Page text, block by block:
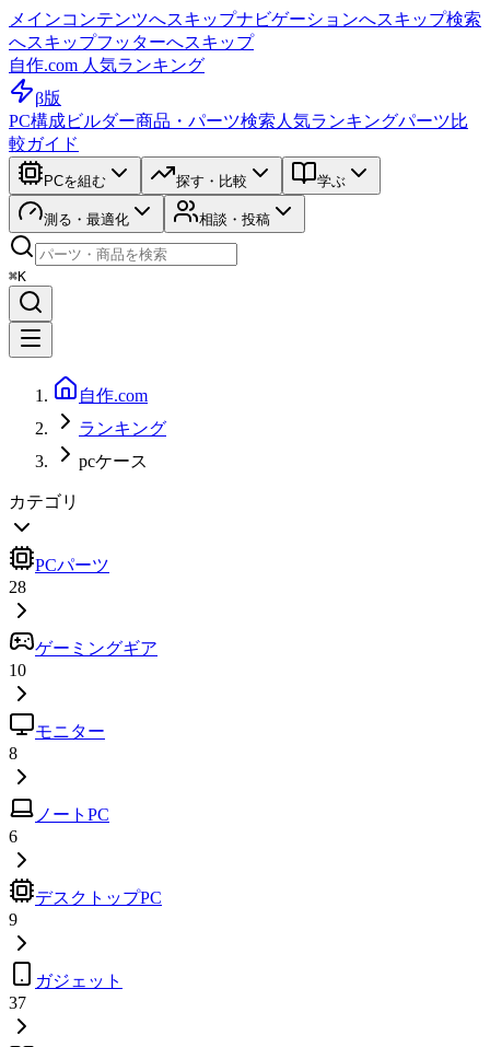
メインコンテンツへスキップナビゲーションへスキップ検索
へスキップフッターへスキップ
自作.com 人気ランキング
β版
PC構成ビルダー商品・パーツ検索 人気ランキングパーツ比
較ガイド
PCを組む 探す・比較 学ぶ
測る・最適化 相談・投稿
⌘K
自作.com
ランキング
pcケース
カテゴリ
PCパーツ
28
ゲーミングギア
10
モニター
8
ノートPC
6
デスクトップPC
9
ガジェット
37